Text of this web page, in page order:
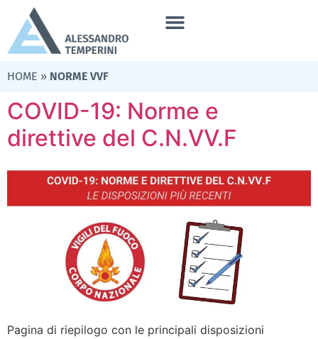
HOME » NORME VVF
COVID-19: Norme e
direttive del C.N.VV.F
Pagina di riepilogo con le principali disposizioni